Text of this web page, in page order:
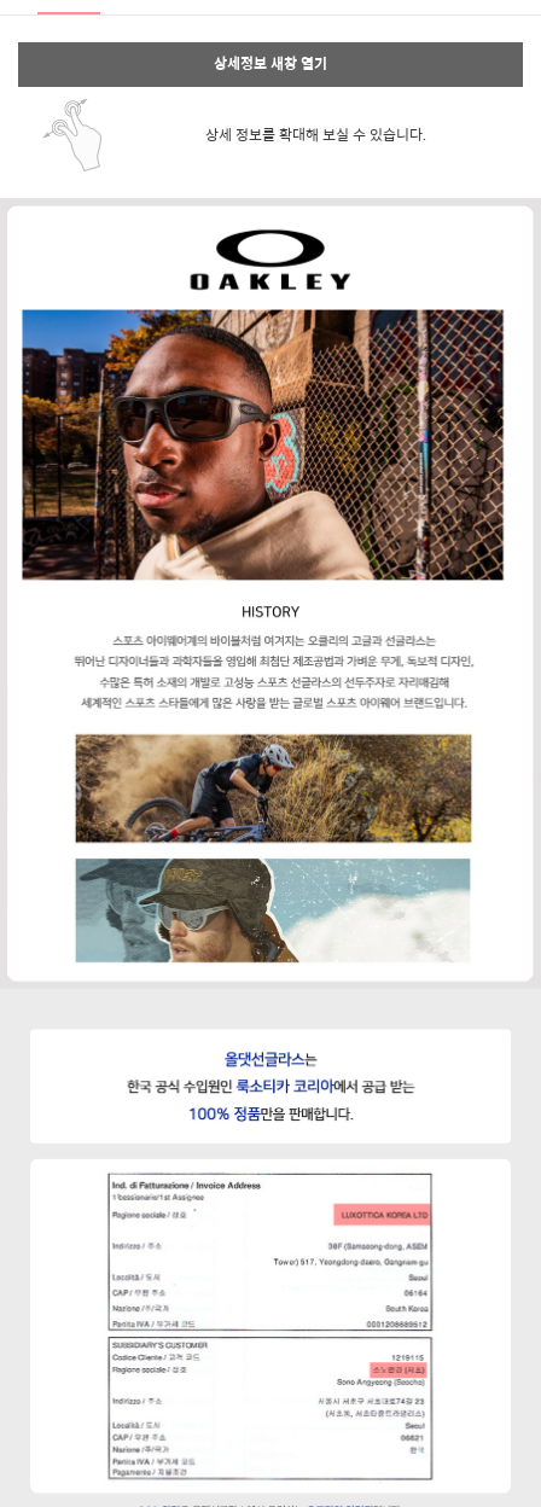
상세정보 새창 열기
상세 정보를 확대해 보실 수 있습니다.